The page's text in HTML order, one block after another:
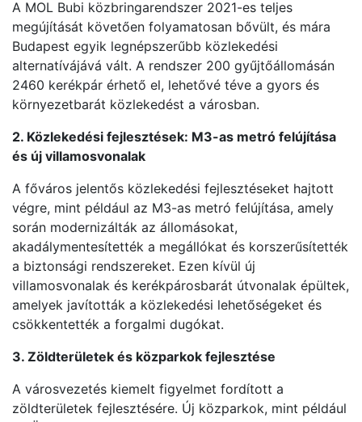
A MOL Bubi közbringarendszer 2021-es teljes
megújítását követően folyamatosan bővült, és mára
Budapest egyik legnépszerűbb közlekedési
alternatívájává vált. A rendszer 200 gyűjtőállomásán
2460 kerékpár érhető el, lehetővé téve a gyors és
környezetbarát közlekedést a városban.
2. Közlekedési fejlesztések: M3-as metró felújítása
és új villamosvonalak
A főváros jelentős közlekedési fejlesztéseket hajtott
végre, mint például az M3-as metró felújítása, amely
során modernizálták az állomásokat,
akadálymentesítették a megállókat és korszerűsítették
a biztonsági rendszereket. Ezen kívül új
villamosvonalak és kerékpárosbarát útvonalak épültek,
amelyek javították a közlekedési lehetőségeket és
csökkentették a forgalmi dugókat.
3. Zöldterületek és közparkok fejlesztése
A városvezetés kiemelt figyelmet fordított a
zöldterületek fejlesztésére. Új közparkok, mint például